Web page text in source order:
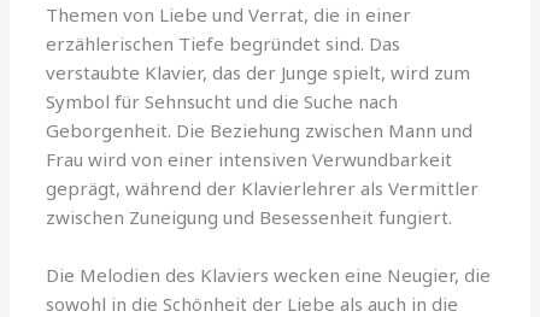
Themen von Liebe und Verrat, die in einer
erzählerischen Tiefe begründet sind. Das
verstaubte Klavier, das der Junge spielt, wird zum
Symbol für Sehnsucht und die Suche nach
Geborgenheit. Die Beziehung zwischen Mann und
Frau wird von einer intensiven Verwundbarkeit
geprägt, während der Klavierlehrer als Vermittler
zwischen Zuneigung und Besessenheit fungiert.
Die Melodien des Klaviers wecken eine Neugier, die
sowohl in die Schönheit der Liebe als auch in die